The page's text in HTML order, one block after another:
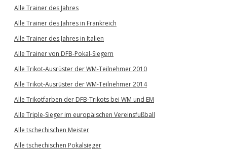
Alle Trainer des Jahres
Alle Trainer des Jahres in Frankreich
Alle Trainer des Jahres in Italien
Alle Trainer von DFB-Pokal-Siegern
Alle Trikot-Ausrüster der WM-Teilnehmer 2010
Alle Trikot-Ausrüster der WM-Teilnehmer 2014
Alle Trikotfarben der DFB-Trikots bei WM und EM
Alle Triple-Sieger im europäischen Vereinsfußball
Alle tschechischen Meister
Alle tschechischen Pokalsieger